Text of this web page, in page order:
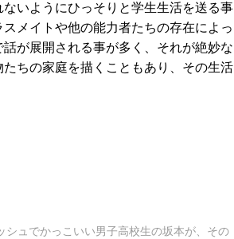
いようにひっそりと学生生活を送る事
メイトや他の能力者たちの存在によっ
が展開される事が多く、それが絶妙な
ちの家庭を描くこともあり、その生活
ュでかっこいい男子高校生の坂本が、その